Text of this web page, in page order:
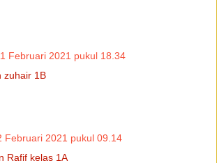
Februari 2021 pukul 18.34
zuhair 1B
Februari 2021 pukul 09.14
Rafif kelas 1A